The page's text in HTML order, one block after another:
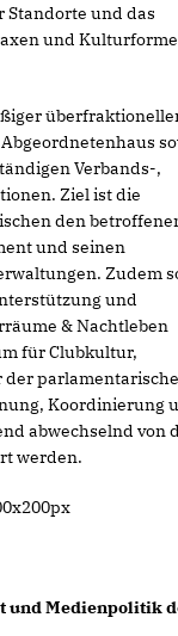
Standorte und das
und
Verbands-,
Ziel ist die
den
und seinen
Zudem
und
& Nachtleben
für Clubkultur,
der
Koordinierung
abwechselnd von
werden.
und Medienpolitik